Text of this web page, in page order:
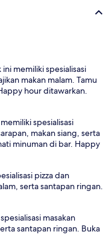
memiliki spesialisasi
makan malam. Tamu
hour ditawarkan.
spesialisasi
makan siang, serta
minuman di bar. Happy
pizza dan
serta santapan ringan.
masakan
santapan ringan. Buka